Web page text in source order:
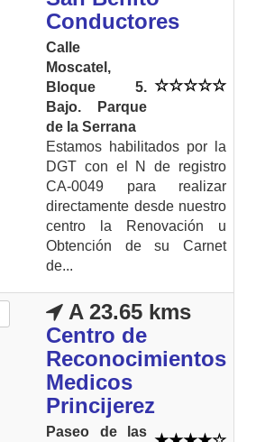
Conductores
Calle
Moscatel,
Bloque 5.
Bajo. Parque
de la Serrana
Estamos habilitados por la
DGT con el N de registro
CA-0049 para realizar
directamente desde nuestro
centro la Renovación u
Obtención de su Carnet
de...
A 23.65 kms
Centro de
Reconocimientos
Medicos
Princijerez
Paseo de las